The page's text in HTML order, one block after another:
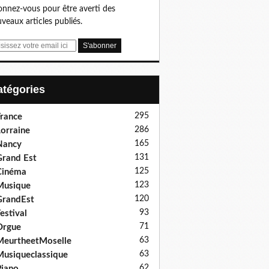
vous pour être averti des
articles publiés.
295
286
165
Est 131
125
123
120
93
71
63
63